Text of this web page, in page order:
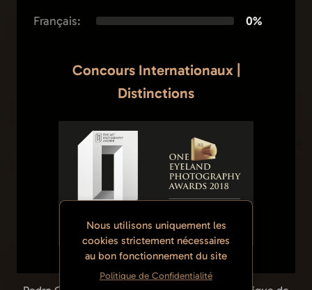
Français:
0%
Concours Internationaux |
Distinctions
Nous utilisons uniquement les
cookies strictement nécessaires
au bon fonctionnement du site
Politique de Confidentialité